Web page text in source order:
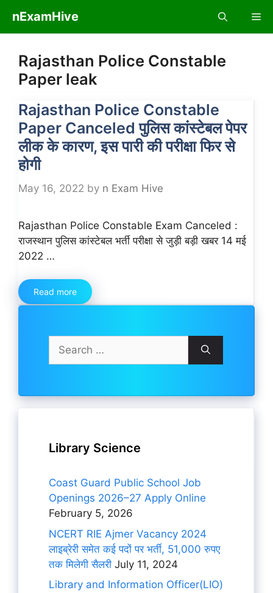
content
nExamHive
Rajasthan Police Constable
Paper leak
Rajasthan Police Constable
Paper Canceled पुलिस कांस्टेबल पेपर
लीक के कारण, इस पारी की परीक्षा फिर से
होगी
May 16, 2022 by n Exam Hive
Rajasthan Police Constable Exam Canceled :
राजस्थान पुलिस कांस्टेबल भर्ती परीक्षा से जुड़ी बड़ी खबर 14 मई
2022 …
Read more
Search
for:
Library Science
Coast Guard Public School Job
Openings 2026–27 Apply Online
February 5, 2026
NCERT RIE Ajmer Vacancy 2024
लाइब्रेरी समेत कई पदों पर भर्ती, 51,000 रुपए
तक मिलेगी सैलरी July 11, 2024
Library and Information Officer(LIO)